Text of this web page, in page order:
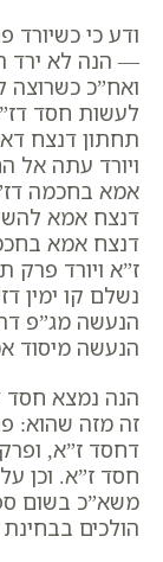
ודע כי
— הנה לא ירד
ואח”כ כשרוצה
לעשות חסד
תחתון דנצח
ויורד עתה אל
אמא בחכמה
דנצח אמא
דנצח אמא
ז”א ויורד
נשלם קו ימין
הנעשה מג”פ
הנעשה מיסוד
הנה נמצא חסד
זה מזה שהוא:
דחסד ז”א,
חסד ז”א. וכן
משא”כ בשום
הולכים